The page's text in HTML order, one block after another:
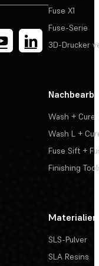
Fuse X1
Fuse-Serie
3D-Drucker
Wash + Cure
Wash L +
Fuse Sift +
Finishing
Materialien
SLS-Pulver
SLA Resins